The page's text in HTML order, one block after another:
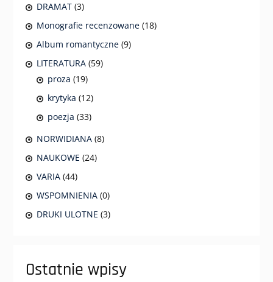
DRAMAT (3)
Monografie recenzowane (18)
Album romantyczne (9)
LITERATURA (59)
proza (19)
krytyka (12)
poezja (33)
NORWIDIANA (8)
NAUKOWE (24)
VARIA (44)
WSPOMNIENIA (0)
DRUKI ULOTNE (3)
Ostatnie wpisy